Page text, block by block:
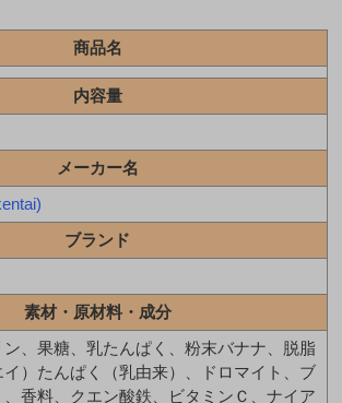
商品名
内容量
メーカー名
ブランド
素材・原材料・成分
、果糖、乳たんぱく、粉末バナナ、脱脂
）たんぱく（乳由来）、ドロマイト、ブ
、香料、クエン酸鉄、ビタミンＣ、ナイア